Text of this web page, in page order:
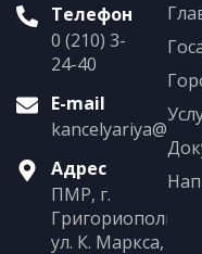
Телефон
0 (210) 3-
24-40
E-mail
Адрес
ПМР, г.
Григориополь,
ул. К. Маркса,